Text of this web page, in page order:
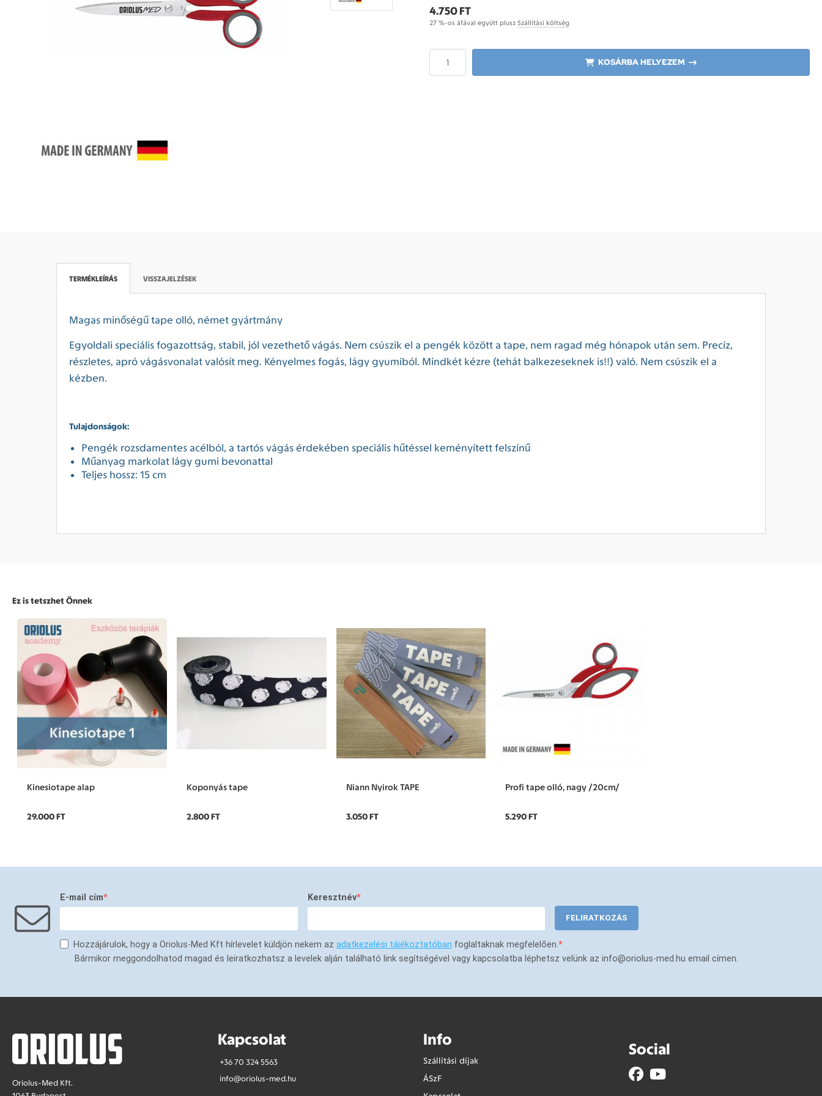
4.750 FT
27 %-os áfával együtt plusz Szállítási költség
KOSÁRBA HELYEZEM
TERMÉKLEÍRÁS VISSZAJELZÉSEK
Magas minőségű tape olló, német gyártmány
Egyoldali speciális fogazottság, stabil, jól vezethető vágás. Nem csúszik el a pengék között a tape, nem ragad még hónapok után sem. Precíz,
részletes, apró vágásvonalat valósít meg. Kényelmes fogás, lágy gyumiból. Mindkét kézre (tehát balkezeseknek is!!) való. Nem csúszik el a
kézben.
Tulajdonságok:
Pengék rozsdamentes acélból, a tartós vágás érdekében speciális hűtéssel keményített felszínű
Műanyag markolat lágy gumi bevonattal
Teljes hossz: 15 cm
Ez is tetszhet Önnek
Kinesiotape alap
29.000 FT
Koponyás tape
2.800 FT
Niann Nyirok TAPE
3.050 FT
Profi tape olló, nagy /20cm/
5.290 FT
E-mail cím Keresztnév
FELIRATKOZÁS
Hozzájárulok, hogy a Oriolus-Med Kft hírlevelet küldjön nekem az adatkezelési tájékoztatóban foglaltaknak megfelelően.
Bármikor meggondolhatod magad és leiratkozhatsz a levelek alján található link segítségével vagy kapcsolatba léphetsz velünk az info@oriolus-med.hu email címen.
Oriolus-Med Kft.
Kapcsolat
+36 70 324 5563
info@oriolus-med.hu
Info
Szállítási díjak
ÁSzF
Social